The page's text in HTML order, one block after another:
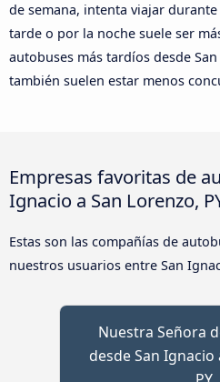
de semana, intenta viajar
tarde o por la noche suele ser
autobuses más tardíos desde
también suelen estar menos
Empresas favoritas de
Ignacio a San Lorenzo,
Estas son las compañías de
nuestros usuarios entre San
Nuestra Señora
desde San Ignacio